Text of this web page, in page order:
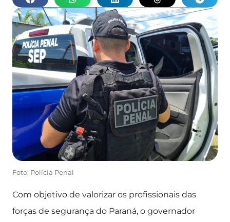
Foto: Polícia Penal
Com objetivo de valorizar os profissionais das
forças de segurança do Paraná, o governador